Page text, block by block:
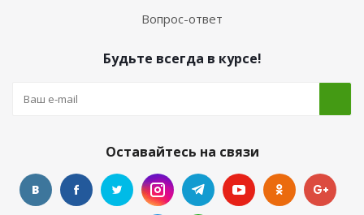
Вопрос-ответ
Будьте всегда в курсе!
Оставайтесь на связи